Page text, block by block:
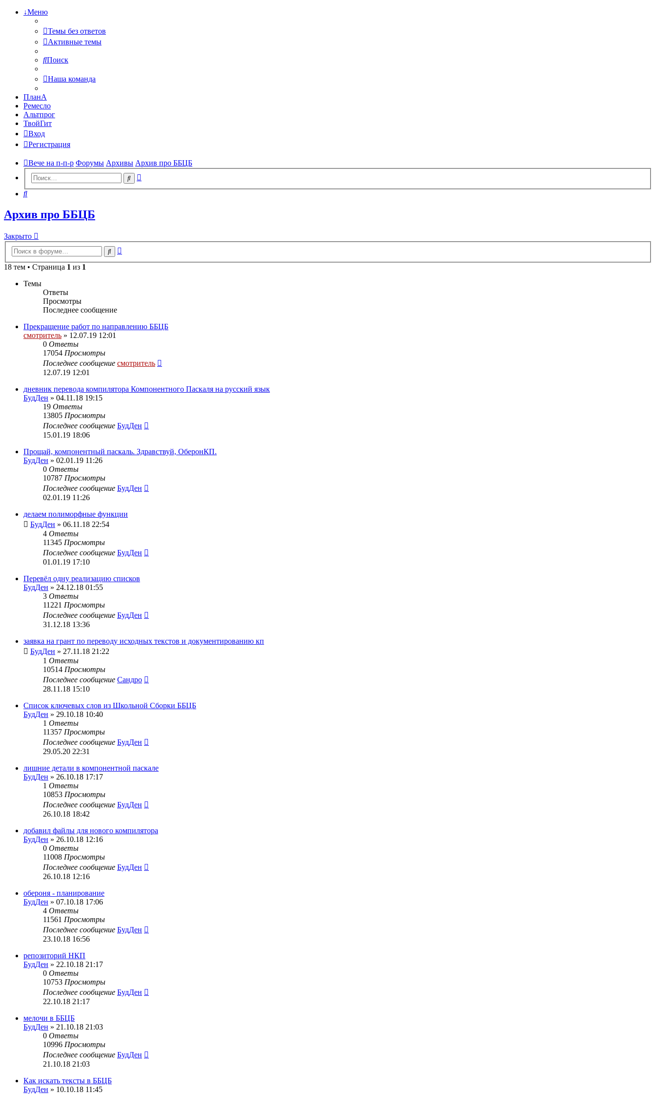
↓Меню
Темы без ответов
Активные темы
Поиск
Наша команда
ПланА
Ремесло
Альтпрог
ТвойГит
Вход
Регистрация
Вече на п-п-р Форумы Архивы Архив про ББЦБ
Поиск
Поиск
Архив про ББЦБ
Закрыто
Поиск
18 тем • Страница 1 из 1
Темы
Ответы
Просмотры
Последнее сообщение
Прекращение работ по направлению ББЦБ
смотритель » 12.07.19 12:01
0 Ответы
17054 Просмотры
Последнее сообщение смотритель
12.07.19 12:01
дневник перевода компилятора Компонентного Паскаля на русский язык
БудДен » 04.11.18 19:15
19 Ответы
13805 Просмотры
Последнее сообщение БудДен
15.01.19 18:06
Прощай, компонентный паскаль. Здравствуй, ОберонКП.
БудДен » 02.01.19 11:26
0 Ответы
10787 Просмотры
Последнее сообщение БудДен
02.01.19 11:26
делаем полиморфные функции
БудДен » 06.11.18 22:54
4 Ответы
11345 Просмотры
Последнее сообщение БудДен
01.01.19 17:10
Перевёл одну реализацию списков
БудДен » 24.12.18 01:55
3 Ответы
11221 Просмотры
Последнее сообщение БудДен
31.12.18 13:36
заявка на грант по переводу исходных текстов и документированию кп
БудДен » 27.11.18 21:22
1 Ответы
10514 Просмотры
Последнее сообщение Сандро
28.11.18 15:10
Список ключевых слов из Школьной Сборки ББЦБ
БудДен » 29.10.18 10:40
1 Ответы
11357 Просмотры
Последнее сообщение БудДен
29.05.20 22:31
лишние детали в компонентной паскале
БудДен » 26.10.18 17:17
1 Ответы
10853 Просмотры
Последнее сообщение БудДен
26.10.18 18:42
добавил файлы для нового компилятора
БудДен » 26.10.18 12:16
0 Ответы
11008 Просмотры
Последнее сообщение БудДен
26.10.18 12:16
обероня - планирование
БудДен » 07.10.18 17:06
4 Ответы
11561 Просмотры
Последнее сообщение БудДен
23.10.18 16:56
репозиторий НКП
БудДен » 22.10.18 21:17
0 Ответы
10753 Просмотры
Последнее сообщение БудДен
22.10.18 21:17
мелочи в ББЦБ
БудДен » 21.10.18 21:03
0 Ответы
10996 Просмотры
Последнее сообщение БудДен
21.10.18 21:03
Как искать тексты в ББЦБ
БудДен » 10.10.18 11:45